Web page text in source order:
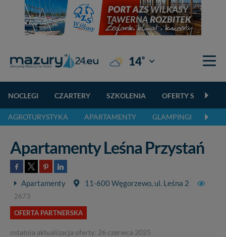
14° Giżycko
NOCLEGI CZARTERY SZKOLENIA OFERTY
AGROTURYSTYKA APARTAMENTY GLAMPINGI
Apartamenty Leśna Przystań
Apartamenty 11-600 Węgorzewo, ul. Leśna 2
2673
OFERTA PARTNERSKA
ostatnia aktualizacja oferty: 26 czerwca 2025